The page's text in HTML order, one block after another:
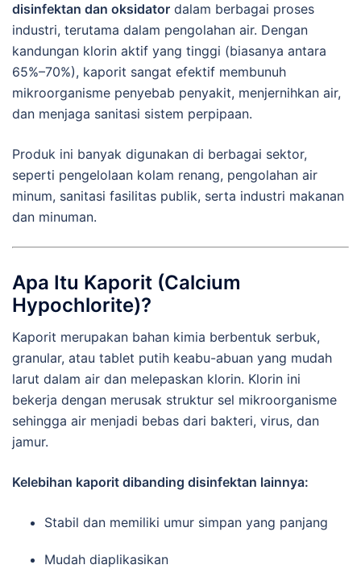
disinfektan dan oksidator dalam berbagai proses
industri, terutama dalam pengolahan air. Dengan
kandungan klorin aktif yang tinggi (biasanya antara
65%–70%), kaporit sangat efektif membunuh
mikroorganisme penyebab penyakit, menjernihkan air,
dan menjaga sanitasi sistem perpipaan.
Produk ini banyak digunakan di berbagai sektor,
seperti pengelolaan kolam renang, pengolahan air
minum, sanitasi fasilitas publik, serta industri makanan
dan minuman.
Apa Itu Kaporit (Calcium
Hypochlorite)?
Kaporit merupakan bahan kimia berbentuk serbuk,
granular, atau tablet putih keabu-abuan yang mudah
larut dalam air dan melepaskan klorin. Klorin ini
bekerja dengan merusak struktur sel mikroorganisme
sehingga air menjadi bebas dari bakteri, virus, dan
jamur.
Kelebihan kaporit dibanding disinfektan lainnya:
Stabil dan memiliki umur simpan yang panjang
Mudah diaplikasikan